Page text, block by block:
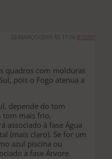
22/MARÇO/2019 ÀS 17:56 #10287
quadros com molduras
pois o Fogo atenua a
depende do tom
tom mais frio,
associado à fase Água
(mais claro). Se for um
azul piscina ou
à fase Árvore.